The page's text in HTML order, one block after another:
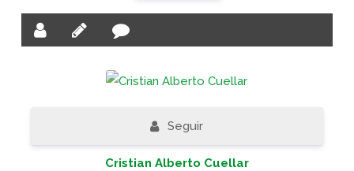
Seguir
Cristian Alberto Cuellar